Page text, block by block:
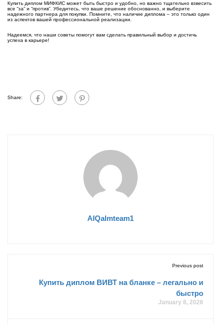
Купить диплом МИФКИС может быть быстро и удобно, но важно тщательно взвесить
все “за” и “против”. Убедитесь, что ваше решение обоснованно, и выберите
надежного партнера для покупки. Помните, что наличие диплома – это только один
из аспектов вашей профессиональной реализации.
Надеемся, что наши советы помогут вам сделать правильный выбор и достичь
успеха в карьере!
Share:
AlQalmteam1
Previous post
Купить диплом ВИВТ на бланке – легально и
быстро
January 8, 2026